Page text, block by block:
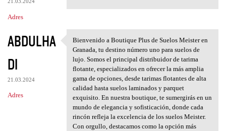
Adres
ABDULHA
DI
21.03.2024
Adres
Bienvenido a Boutique Plus de
Bienvenido a Boutique Plus de Suelos Meister en
Granada, tu destino número uno para suelos de
lujo. Somos el principal distribuidor de tarima
flotante, especializados en ofrecer la más amplia
gama de opciones, desde tarimas flotantes de alta
calidad hasta suelos laminados y parquet
exquisito. En nuestra boutique, te sumergirás en un
mundo de elegancia y sofisticación, donde cada
rincón refleja la excelencia de los suelos Meister.
Con orgullo, destacamos como la opción más